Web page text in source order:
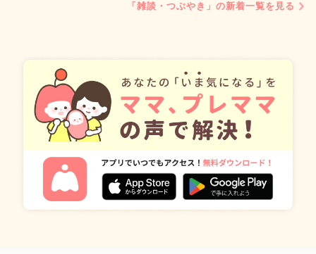
「雑談・つぶやき」の新着一覧を見る